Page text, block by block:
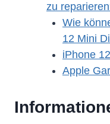
zu
Wie
12 Mini
iPhone
Apple